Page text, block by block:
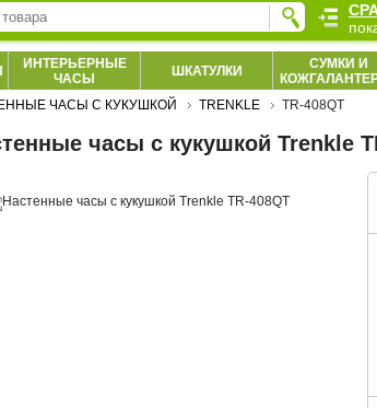
ИНТЕРЬЕРНЫЕ
ЧАСЫ
ШКАТУЛКИ
СУМКИ И
ЧАСЫ С КУКУШКОЙ TRENKLE TR-408QT
часы с кукушкой Trenkle